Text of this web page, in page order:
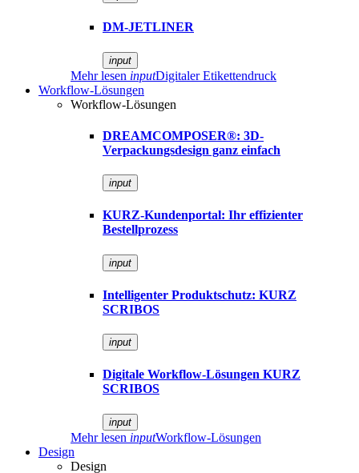
DM-JETLINER
input
Mehr lesen inputDigitaler Etikettendruck
Workflow-Lösungen
Workflow-Lösungen
DREAMCOMPOSER®: 3D-
Verpackungsdesign ganz einfach
input
KURZ-Kundenportal: Ihr effizienter
Bestellprozess
input
Intelligenter Produktschutz: KURZ
SCRIBOS
input
Digitale Workflow-Lösungen KURZ
SCRIBOS
input
Mehr lesen inputWorkflow-Lösungen
Design
Design